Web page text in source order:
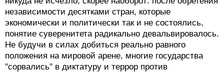
независимости десятками стран, которые
экономически и политически так и не состоялись,
понятие суверенитета радикально девальвировалось.
Не будучи в силах добиться реально равного
положения на мировой арене, многие государства
"сорвались" в диктатуру и террор против